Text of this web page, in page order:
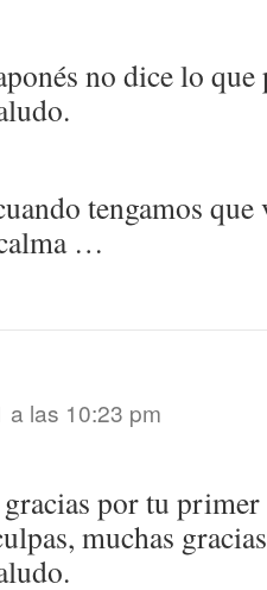
no dice lo que
tengamos que
…
a las 10:23 pm
por tu
muchas